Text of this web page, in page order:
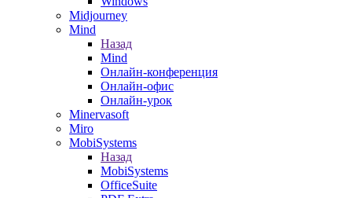
Midjourney
Mind
Назад
Mind
Онлайн-конференция
Онлайн-офис
Онлайн-урок
Minervasoft
Miro
MobiSystems
Назад
MobiSystems
OfficeSuite